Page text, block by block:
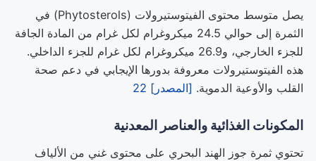
يصل متوسط محتوى الفيتوستيرولات (Phytosterols) في
الثمرة إلى حوالي 24.5 ميكروغرام لكل غرام من المادة الجافة
للجزء الخارجي، و26.9 ميكروغرام لكل غرام للجزء الداخلي.
هذه الفيتوستيرولات معروفة بدورها الإيجابي في دعم صحة
القلب والأوعية الدموية. [المصدر] 22
المكونات الغذائية والعناصر المعدنية
تحتوي ثمرة جوز الهند البحري على محتوى غني من الألياف